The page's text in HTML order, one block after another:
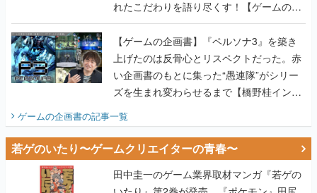
れたこだわりを語り尽くす！【ゲームの企
画書】
【ゲームの企画書】『ペルソナ3』を築き
上げたのは反骨心とリスペクトだった。赤
い企画書のもとに集った“愚連隊”がシリー
ズを生まれ変わらせるまで【橋野桂インタ
ゲームの企画書の記事一覧
若ゲのいたり〜ゲームクリエイターの青春〜
田中圭一のゲーム業界取材マンガ『若ゲの